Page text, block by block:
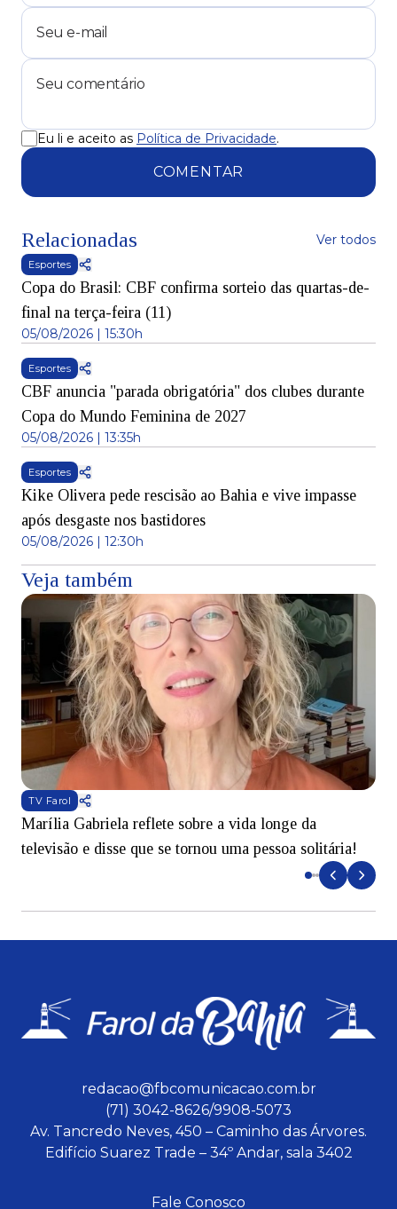
Eu li e aceito as Política de Privacidade.
COMENTAR
Relacionadas Ver todos
Esportes
Copa do Brasil: CBF confirma sorteio das quartas-de-
final na terça-feira (11)
05/08/2026 | 15:30h
Esportes
CBF anuncia "parada obrigatória" dos clubes durante
Copa do Mundo Feminina de 2027
05/08/2026 | 13:35h
Esportes
Kike Olivera pede rescisão ao Bahia e vive impasse
após desgaste nos bastidores
05/08/2026 | 12:30h
Veja também
TV Farol
Marília Gabriela reflete sobre a vida longe da
televisão e disse que se tornou uma pessoa solitária!
redacao@fbcomunicacao.com.br
(71) 3042-8626/9908-5073
Av. Tancredo Neves, 450 – Caminho das Árvores.
Edifício Suarez Trade – 34º Andar, sala 3402
Fale Conosco